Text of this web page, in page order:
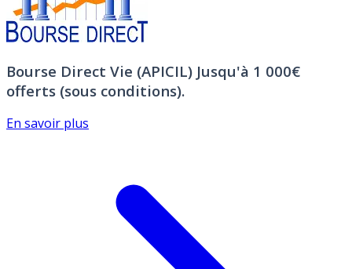
Bourse Direct Vie (APICIL) Jusqu'à 1 000€
offerts (sous conditions).
En savoir plus